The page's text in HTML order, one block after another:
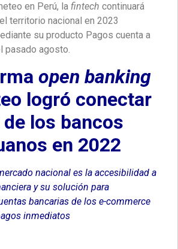
en Perú, la fintech continuará
territorio nacional en 2023
su producto Pagos cuenta a
pasado agosto.
open banking
logró conectar
de los bancos
en 2022
nacional es la accesibilidad a
y su solución para
bancarias de los e-commerce
inmediatos